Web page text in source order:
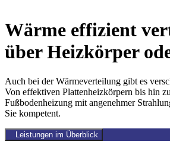
Wärme effizient
über Heizkörper
Auch bei der Wärmeverteilung gibt es
Von effektiven Plattenheizkörpern bis hin
Fußbodenheizung mit angenehmer
Sie kompetent.
Leistungen im Überblick